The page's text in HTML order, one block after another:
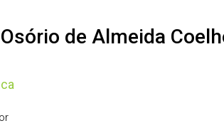
Osório de Almeida